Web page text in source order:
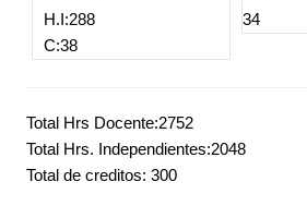
H.I:288
C:38
34
Total Hrs Docente:2752
Total Hrs. Independientes:2048
Total de creditos: 300